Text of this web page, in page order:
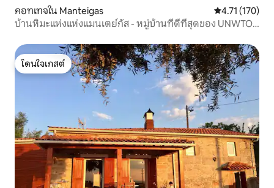
คอทเทจใน Manteigas คะแนนเฉลี่ย
4.71 (170)
บ้านหิมะแห่งแห่งแมนเตย์กัส - หมู่บ้านที่ดีที่สุดของ UNWTO
โดนใจเกสต์
โดนใจเกสต์